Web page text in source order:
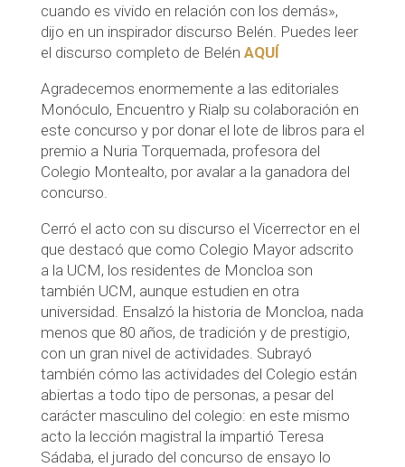
cuando es vivido en relación con los demás»,
dijo en un inspirador discurso Belén. Puedes leer
el discurso completo de Belén AQUÍ
Agradecemos enormemente a las editoriales
Monóculo, Encuentro y Rialp su colaboración en
este concurso y por donar el lote de libros para el
premio a Nuria Torquemada, profesora del
Colegio Montealto, por avalar a la ganadora del
concurso.
Cerró el acto con su discurso el Vicerrector en el
que destacó que como Colegio Mayor adscrito
a la UCM, los residentes de Moncloa son
también UCM, aunque estudien en otra
universidad. Ensalzó la historia de Moncloa, nada
menos que 80 años, de tradición y de prestigio,
con un gran nivel de actividades. Subrayó
también cómo las actividades del Colegio están
abiertas a todo tipo de personas, a pesar del
carácter masculino del colegio: en este mismo
acto la lección magistral la impartió Teresa
Sádaba, el jurado del concurso de ensayo lo